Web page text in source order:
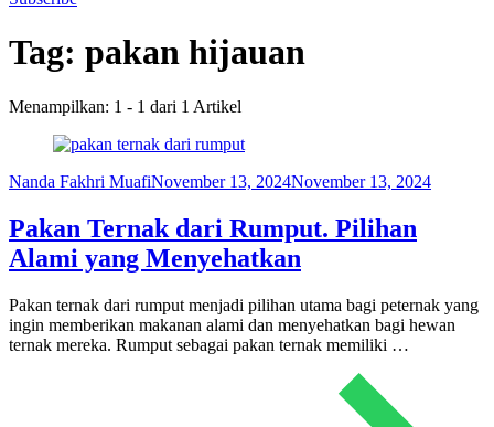
Tag: pakan hijauan
Menampilkan: 1 - 1 dari 1 Artikel
Nanda Fakhri MuafiNovember 13, 2024November 13, 2024
Pakan Ternak dari Rumput. Pilihan
Alami yang Menyehatkan
Pakan ternak dari rumput menjadi pilihan utama bagi peternak yang
ingin memberikan makanan alami dan menyehatkan bagi hewan
ternak mereka. Rumput sebagai pakan ternak memiliki …